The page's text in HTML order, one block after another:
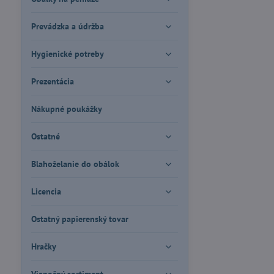
Prevádzka a údržba
Hygienické potreby
Prezentácia
Nákupné poukážky
Ostatné
Blahoželanie do obálok
Licencia
Ostatný papierenský tovar
Hračky